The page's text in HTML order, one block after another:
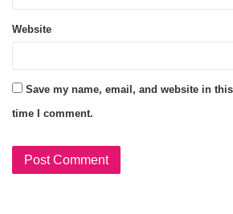
Website
Save my name, email, and website in
time I comment.